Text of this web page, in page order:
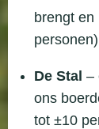
brengt en
De Stal –
ons
tot ±10